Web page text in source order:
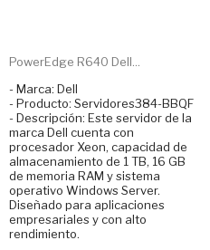
PowerEdge R640 Dell...
- Marca: Dell
- Producto: Servidores384-BBQF
- Descripción: Este servidor de la
marca Dell cuenta con
procesador Xeon, capacidad de
almacenamiento de 1 TB, 16 GB
de memoria RAM y sistema
operativo Windows Server.
Diseñado para aplicaciones
empresariales y con alto
rendimiento.